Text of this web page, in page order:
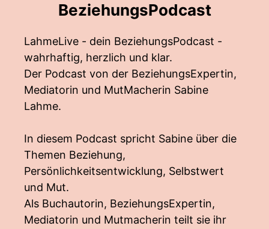
BeziehungsPodcast
LahmeLive - dein BeziehungsPodcast -
wahrhaftig, herzlich und klar.
Der Podcast von der BeziehungsExpertin,
Mediatorin und MutMacherin Sabine
Lahme.
In diesem Podcast spricht Sabine über die
Themen Beziehung,
Persönlichkeitsentwicklung, Selbstwert
und Mut.
Als Buchautorin, BeziehungsExpertin,
Mediatorin und Mutmacherin teilt sie ihr